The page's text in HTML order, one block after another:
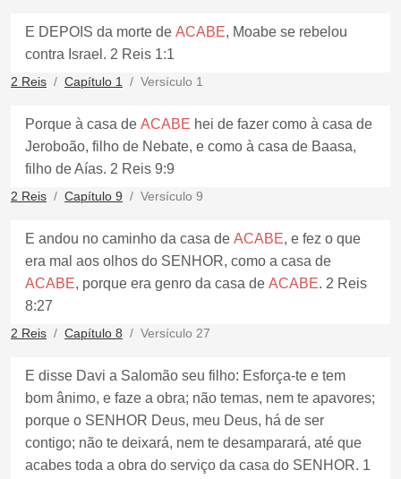
E DEPOIS da morte de ACABE, Moabe se rebelou
contra Israel. 2 Reis 1:1
2 Reis Capítulo 1 Versículo 1
Porque à casa de ACABE hei de fazer como à casa de
Jeroboão, filho de Nebate, e como à casa de Baasa,
filho de Aías. 2 Reis 9:9
2 Reis Capítulo 9 Versículo 9
E andou no caminho da casa de ACABE, e fez o que
era mal aos olhos do SENHOR, como a casa de
ACABE, porque era genro da casa de ACABE. 2 Reis
8:27
2 Reis Capítulo 8 Versículo 27
E disse Davi a Salomão seu filho: Esforça-te e tem
bom ânimo, e faze a obra; não temas, nem te apavores;
porque o SENHOR Deus, meu Deus, há de ser
contigo; não te deixará, nem te desamparará, até que
acabes toda a obra do serviço da casa do SENHOR. 1